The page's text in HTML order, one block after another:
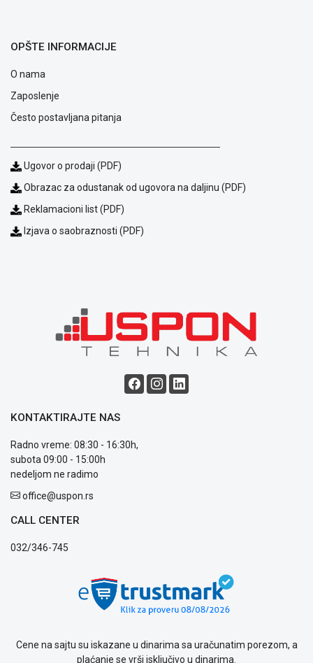
ALAT I
OUTLET
KRIPTO
IGRAČKE
Podrška
uslovi
poslovanja
Saobraznost
reklamacije
Usluge
kvara
garancije
OPŠTE INFORMACIJE
O nama
Zaposlenje
Često postavljana pitanja
Ugovor o prodaji (PDF)
Obrazac za odustanak od ugovora na daljinu (PDF)
Reklamacioni list (PDF)
Izjava o saobraznosti (PDF)
KONTAKTIRAJTE NAS
Radno vreme: 08:30 - 16:30h,
subota 09:00 - 15:00h
nedeljom ne radimo
office@uspon.rs
CALL CENTER
032/346-745
Cene na sajtu su iskazane u dinarima sa uračunatim porezom, a
plaćanje se vrši isključivo u dinarima.